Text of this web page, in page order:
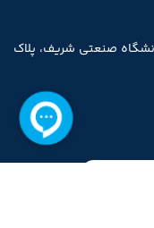
صنعتی شریف، پلاک